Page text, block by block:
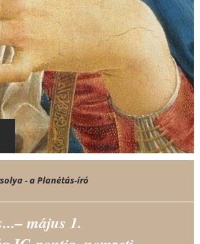
- a Planétás-író
május 1.